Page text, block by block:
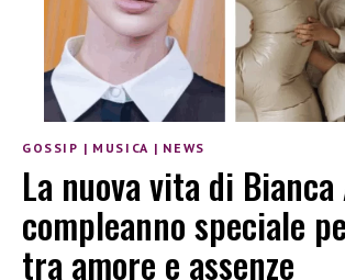
GOSSIP | MUSICA | NEWS
La nuova vita di
compleanno speciale
tra amore e assenze